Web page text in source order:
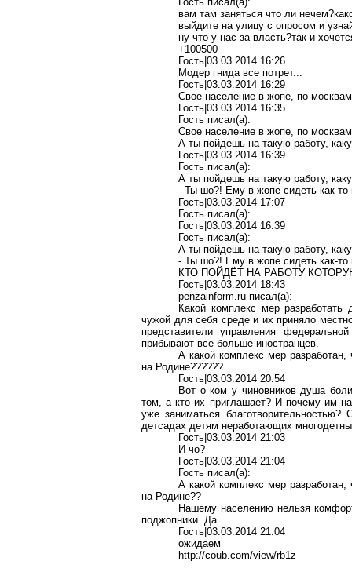
вам там заняться что ли
выйдите на улицу с опросом и
ну что у нас завласть?так и
+100500
Гость|03.03.2014 16:26
Модер гнида все потрет...
Гость|03.03.2014 16:29
Свое население вжопе, помосквам
Гость|03.03.2014 16:35
Гость писал(a):
Свое население вжопе, помосквам
А ты пойдешь на такую работу,
Гость|03.03.2014 16:39
Гость писал(a):
А ты пойдешь на такую работу,
- Тышо?! Ему вжопе сидеть как-
Гость|03.03.2014 17:07
Гость писал(a):
Гость|03.03.2014 16:39
Гость писал(a):
А ты пойдешь на такую работу,
- Тышо?! Ему вжопе сидеть как-
КТО ПОЙДЁТ НА РАБОТУ
Гость |03.03.2014 18:43
penzainform.ru писал(a):
Какой комплекс мер
чужой для себя среде и их приняло
представители управления
прибывают все больше иностранцев.
А какой комплекс мер
на Родине??????
Гость|03.03.2014 20:54
Вот о ком у чиновников душа
том, а кто их приглашает? И почему им
уже заниматься
детсадах детям неработающих
Гость|03.03.2014 21:03
Ичо?
Гость|03.03.2014 21:04
Гость писал(a):
А какой комплекс мер
на Родине??
Нашему населению нельзя
поджопники. Да.
Гость|03.03.2014 21:04
ожидаем
http://coub.com/view/rb1z